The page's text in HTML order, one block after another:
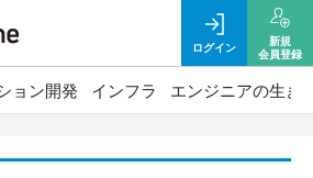
ログイン
新規
会員登録
ョン開発 インフラ エンジニアの生き